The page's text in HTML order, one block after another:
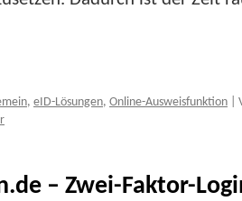
, eID-Lösungen, Online-Ausweisfunktion
– Zwei-Faktor-